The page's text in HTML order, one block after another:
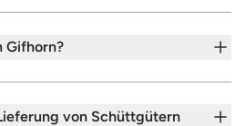
Gifhorn?
von Schüttgütern